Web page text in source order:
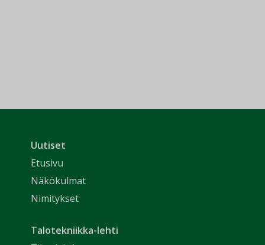
Uutiset
Etusivu
Näkökulmat
Nimitykset
Talotekniikka-lehti